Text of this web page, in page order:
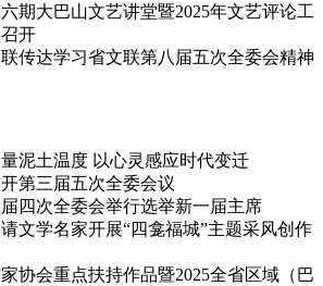
期大巴山文艺讲堂暨2025年文艺评论工
开
传达学习省文联第八届五次全委会精神
泥土温度 以心灵感应时代变迁
第三届五次全委会议
四次全委会举行选举新一届主席
文学名家开展“四龛福城”主题采风创作
协会重点扶持作品暨2025全省区域（巴